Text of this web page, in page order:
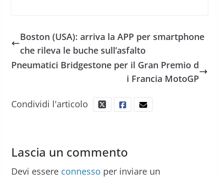
Boston (USA): arriva la APP per smartphone
che rileva le buche sull’asfalto
Pneumatici Bridgestone per il Gran Premio d
i Francia MotoGP
Condividi l'articolo
Lascia un commento
Devi essere connesso per inviare un